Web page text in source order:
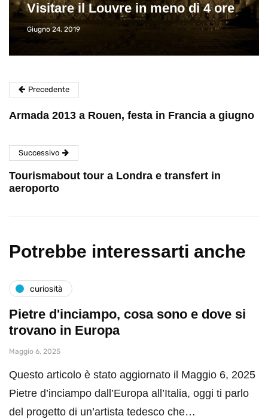
Visitare il Louvre in meno di 4 ore
Giugno 24, 2019
Precedente
Armada 2013 a Rouen, festa in Francia a giugno
Successivo
Tourismabout tour a Londra e transfert in
aeroporto
Potrebbe interessarti anche
curiosità
Pietre d'inciampo, cosa sono e dove si
trovano in Europa
Maggio 6, 2025
Questo articolo è stato aggiornato il Maggio 6, 2025
Pietre d’inciampo dall’Europa all’Italia, oggi ti parlo
del progetto di un’artista tedesco che…